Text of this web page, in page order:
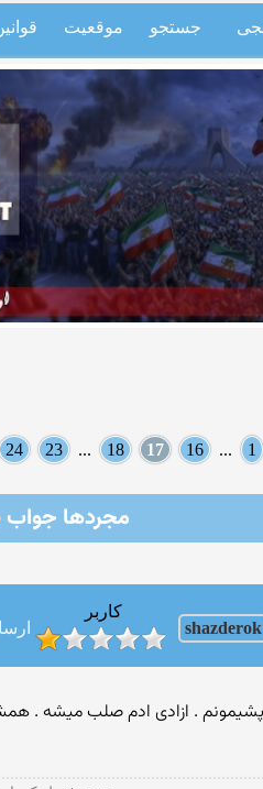
جستجو موقعیت
1
...
16
17
18
...
23
24
مجردها جواب
shazderok
کاربر
. ازادی ادم صلب میشه .